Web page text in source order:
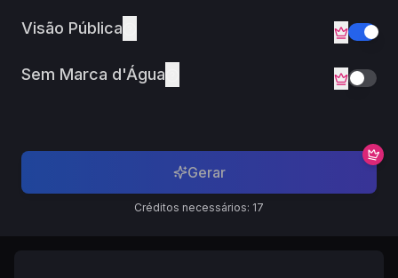
Visão Pública
Sem Marca d'Água
Gerar
Créditos necessários: 17